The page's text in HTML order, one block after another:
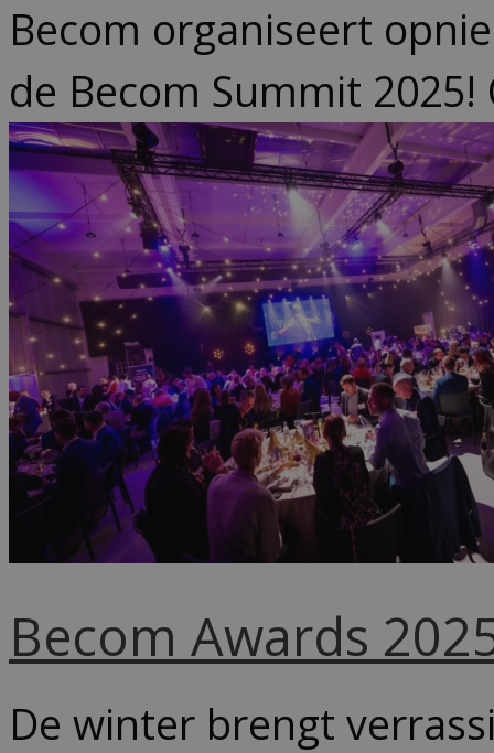
Becom organiseert
de Becom Summit
Becom Awards
De winter brengt